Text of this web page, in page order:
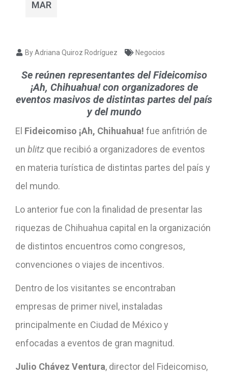
MAR
By Adriana Quiroz Rodríguez Negocios
Se reúnen representantes del Fideicomiso
¡Ah, Chihuahua! con organizadores de
eventos masivos de distintas partes del país
y del mundo
El Fideicomiso ¡Ah, Chihuahua! fue anfitrión de
un blitz que recibió a organizadores de eventos
en materia turística de distintas partes del país y
del mundo.
Lo anterior fue con la finalidad de presentar las
riquezas de Chihuahua capital en la organización
de distintos encuentros como congresos,
convenciones o viajes de incentivos.
Dentro de los visitantes se encontraban
empresas de primer nivel, instaladas
principalmente en Ciudad de México y
enfocadas a eventos de gran magnitud.
Julio Chávez Ventura, director del Fideicomiso,